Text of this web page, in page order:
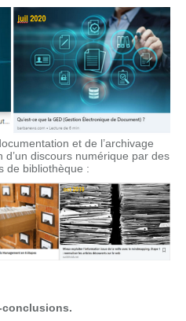
et de l’archivage
d’un discours numérique par des
de bibliothèque :
conclusions.